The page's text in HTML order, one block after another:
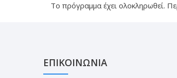
Το πρόγραμμα έχει ολοκληρωθεί.
ΕΠΙΚΟΙΝΩΝΙΑ